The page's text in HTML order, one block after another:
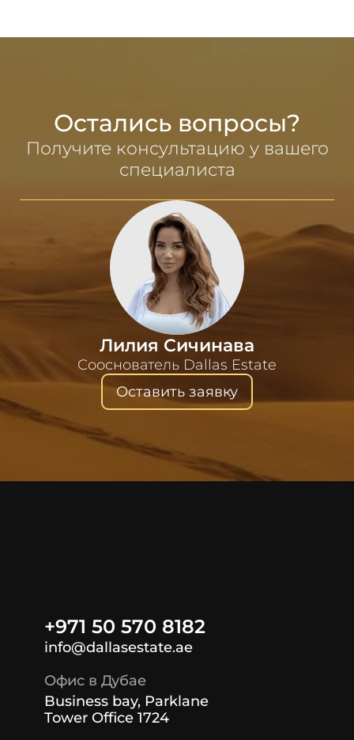
Остались вопросы?
Получите консультацию у вашего
специалиста
Лилия Сичинава
Сооснователь Dallas Estate
Оставить заявку
+971 50 570 8182
info@dallasestate.ae
Офис в Дубае
Business bay, Parklane
Tower Office 1724